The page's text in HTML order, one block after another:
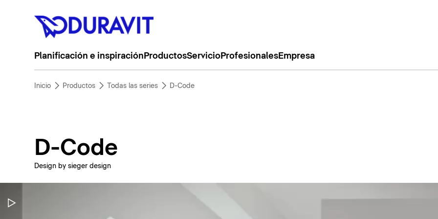
Planificación e inspiración ProductosServicioProfesionalesEmpresa
Inicio Productos Todas las series D-Code
D-Code
Design by sieger design
Pausar vídeo